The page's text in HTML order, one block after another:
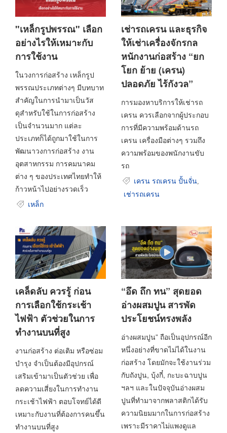
"เหล็กรูปพรรณ" เลือก
อย่างไรให้เหมาะกับ
การใช้งาน
ในวงการก่อสร้าง เหล็กรูป
พรรณประเภทต่างๆ มีบทบาท
สำคัญในการนํามาเป็นวัส
ดุสําหรับใช้ในการก่อสร้าง
เป็นจํานวนมาก แต่ละ
ประเภทก็ได้ถูกมาใช้ในการ
พัฒนาวงการก่อสร้าง งาน
อุตสาหกรรม การคมนาคม
ต่าง ๆ ของประเทศไทยทำให้
ก้าวหน้าไปอย่างรวดเร็ว
เหล็ก
เช่ารถเครน และธุรกิจ
ให้เช่าเครื่องจักรกล
หนักงานก่อสร้าง “ยก
โยก ย้าย (เครน)
ปลอดภัย ไร้กังวล”
การมองหาบริการให้เช่ารถ
เครน ควรเลือกจากผู้ประกอบ
การที่มีความพร้อมด้านรถ
เครน เครื่องมือต่างๆ รวมถึง
ความพร้อมของพนักงานขับ
รถ
เครน รถเครน ปั้นจั่น,
เช่ารถเครน
เคล็ดลับ ควรรู้ ก่อน
การเลือกใช้กระเช้า
ไฟฟ้า ตัวช่วยในการ
ทำงานบนที่สูง
งานก่อสร้าง ต่อเติม หรือซ่อม
บำรุง จำเป็นต้องมีอุปกรณ์
เสริมเข้ามาเป็นตัวช่วย เพื่อ
ลดความเสี่ยงในการทำงาน
กระเช้าไฟฟ้า ตอบโจทย์ได้ดี
เหมาะกับงานที่ต้องการคนขึ้น
ทำงานบนที่สูง
“อึด ถึก ทน” สุดยอด
อ่างผสมปูน สารพัด
ประโยชน์ทรงพลัง
อ่างผสมปูน” ถือเป็นอุปกรณ์อีก
หนึ่งอย่างที่ขาดไม่ได้ในงาน
ก่อสร้าง โดยมักจะใช้งานร่วม
กับถังปูน, บุ้งกี๋, กะบะฉาบปูน
ฯลฯ และในปัจจุบันอ่างผสม
ปูนที่ทำมาจากพลาสติกได้รับ
ความนิยมมากในการก่อสร้าง
เพราะมีราคาไม่แพงดูแล